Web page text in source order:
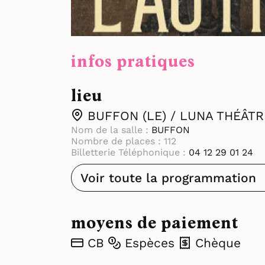
infos pratiques
lieu
BUFFON (LE) / LUNA
Nom de la salle : BUFFON
Nombre de places : 112
Billetterie Téléphonique : 04 12 29 01 24
Voir toute la programmation
moyens de paiement
CB Espèces Chèque